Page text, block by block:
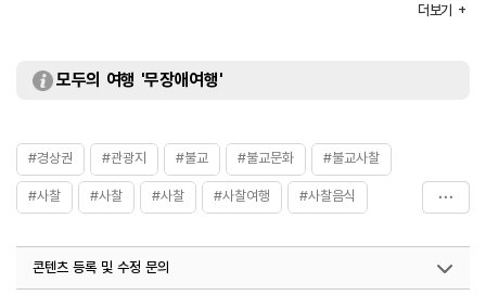
더보기
모두의 여행 '무장애여행'
#경상권 #관광지 #불교 #불교문화 #불교사찰
#사찰 #사찰 #사찰 #사찰여행 #사찰음식
#자연환경 #전통사찰
콘텐츠 등록 및 수정 문의